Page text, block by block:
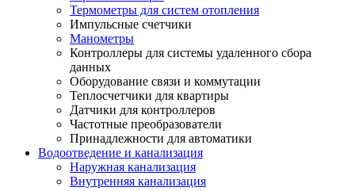
Термометры для систем отопления
Импульсные счетчики
Манометры
Контроллеры для системы удаленного сбора
данных
Оборудование связи и коммутации
Теплосчетчики для квартиры
Датчики для контроллеров
Частотные преобразователи
Принадлежности для автоматики
Водоотведение и канализация
Наружная канализация
Внутренняя канализация